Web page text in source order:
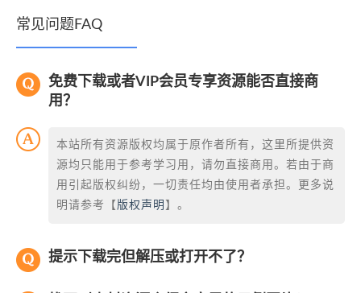
常见问题FAQ
免费下载或者VIP会员专享资源能否直接商
用？
本站所有资源版权均属于原作者所有，这里所提供资
源均只能用于参考学习用，请勿直接商用。若由于商
用引起版权纠纷，一切责任均由使用者承担。更多说
明请参考【 版权声明 】。
提示下载完但解压或打开不了？